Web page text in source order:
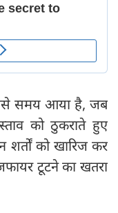
ऐसे समय आया है, जब
को ठुकराते हुए
शर्तों को खारिज कर
टूटने का खतरा